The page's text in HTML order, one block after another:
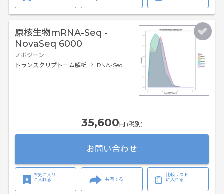
原核生物mRNA-Seq -
NovaSeq 6000
ノボジーン
トランスクリプトーム解析
RNA-Seq
35,600円 (税別)
お問い合わせ
お気に入り
に入れる
共有する
比較リスト
に入れる